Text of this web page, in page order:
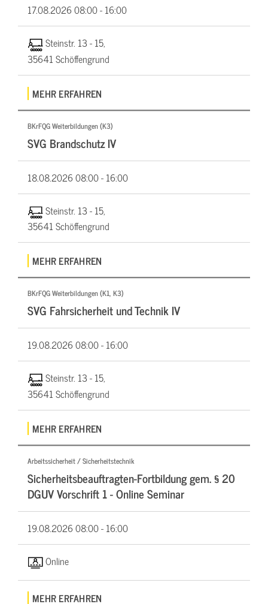
17.08.202608:00 - 16:00
Steinstr. 13 - 15,
35641 Schöffengrund
MEHR ERFAHREN
BKrFQG Weiterbildungen (K3)
SVG Brandschutz IV
18.08.202608:00 - 16:00
Steinstr. 13 - 15,
35641 Schöffengrund
MEHR ERFAHREN
BKrFQG Weiterbildungen (K1, K3)
SVG Fahrsicherheit und Technik IV
19.08.202608:00 - 16:00
Steinstr. 13 - 15,
35641 Schöffengrund
MEHR ERFAHREN
Arbeitssicherheit / Sicherheitstechnik
Sicherheitsbeauftragten-Fortbildung gem. § 20
DGUV Vorschrift 1 - Online Seminar
19.08.202608:00 - 16:00
Online
MEHR ERFAHREN